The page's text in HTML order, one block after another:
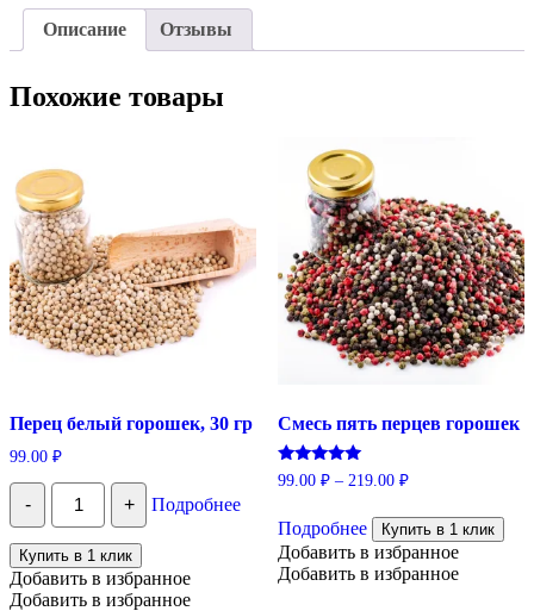
Описание Отзывы
Похожие товары
Перец белый горошек, 30 гр
99.00 ₽
-
Количество
Перец
белый
горошек,
30
гр
+ Подробнее
Купить в 1 клик
Добавить в избранное
Добавить в избранное
Смесь пять перцев горошек
Оценка
5.00
99.00 ₽– 219.00 ₽
Подробнеетовар
имеет
несколько
Купить в 1 клик
Добавить в избранное
Добавить в избранное